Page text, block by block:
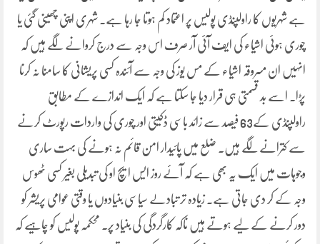
ہے شہریوں کا راولپنڈی پولیس پر اعتماد کم ہوتا جا رہا ہے۔ شہری اپنی چھینی گئی یا
چوری ہوئی اشیاء کی ایف آئی آر صرف اس وجہ سے درج کروانے لگے ہیں کہ
انہیں ان مسروقہ اشیاء کے مس یوز کی وجہ سے آئندہ کسی پریشانی کا سامنا نہ کرنا
پڑا۔ اسے بد قسمتی ہی قرار دیا جا سکتا ہے کہ ایک اندازے کے مطابق
راولپنڈی کے63 فیصد سے زائد باسی ڈکیتی اور چوری کی واردات رپورٹ کرنے
سے کترانے لگے ہیں۔ ضلع میں پائیدار امن قائم نہ ہونے کی بہت ساری
وجوہات میں ایک یہ بھی ہے کہ آئے روز ایس ایچ او کی تبدیلی بغیر کسی ٹھوس
وجہ کے کر دی جاتی ہے۔ زیادہ تر تبادلے سیاسی بنیادوں یا وقتی عوامی پریشر کو
دور کرنے کے لیے ہوتے ہیں ناکہ کارگردگی کی بنیاد پر۔ محکمہ پولیس کو چاہیے کہ